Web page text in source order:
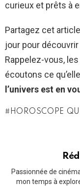
curieux et prêts à
Partagez cet
jour pour
Rappelez-vous,
écoutons ce
l’univers est en
HOROSCOPE
Passionnée de
mon temps à